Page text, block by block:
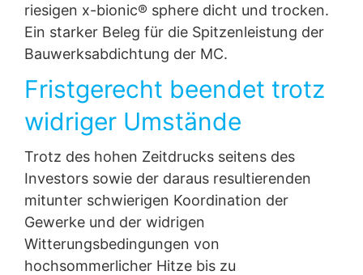
riesigen x-bionic® sphere dicht und trocken.
Ein starker Beleg für die Spitzenleistung der
Bauwerksabdichtung der MC.
Fristgerecht beendet trotz
widriger Umstände
Trotz des hohen Zeitdrucks seitens des
Investors sowie der daraus resultierenden
mitunter schwierigen Koordination der
Gewerke und der widrigen
Witterungsbedingungen von
hochsommerlicher Hitze bis zu